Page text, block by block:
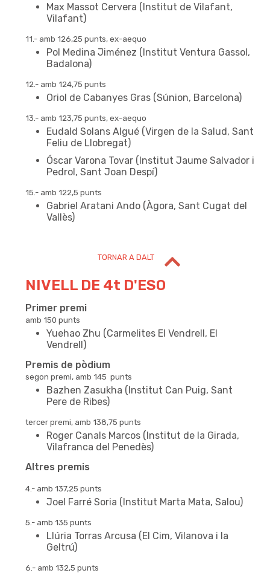
Max Massot Cervera (Institut de Vilafant,
Vilafant)
11.- amb 126,25 punts, ex-aequo
Pol Medina Jiménez (Institut Ventura Gassol,
Badalona)
12.- amb 124,75 punts
Oriol de Cabanyes Gras (Súnion, Barcelona)
13.- amb 123,75 punts, ex-aequo
Eudald Solans Algué (Virgen de la Salud, Sant
Feliu de Llobregat)
Óscar Varona Tovar (Institut Jaume Salvador i
Pedrol, Sant Joan Despí)
15.- amb 122,5 punts
Gabriel Aratani Ando (Àgora, Sant Cugat del
Vallès)
TORNAR A DALT
NIVELL DE 4t D'ESO
NIVELL DE 4t D'ESO
Primer premi
amb 150 punts
Yuehao Zhu (Carmelites El Vendrell, El
Vendrell)
Premis de pòdium
segon premi, amb 145 punts
Bazhen Zasukha (Institut Can Puig, Sant
Pere de Ribes)
tercer premi, amb 138,75 punts
Roger Canals Marcos (Institut de la Girada,
Vilafranca del Penedès)
Altres premis
4.- amb 137,25 punts
Joel Farré Soria (Institut Marta Mata, Salou)
5.- amb 135 punts
Llúria Torras Arcusa (El Cim, Vilanova i la
Geltrú)
6.- amb 132,5 punts